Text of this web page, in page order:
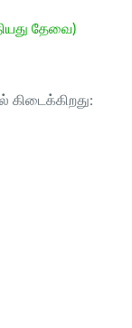
தேவை)
கிடைக்கிறது: